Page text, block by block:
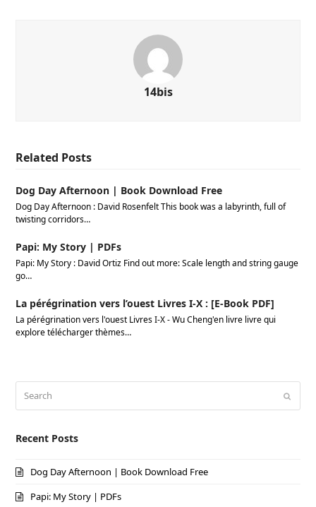
14bis
Related Posts
Dog Day Afternoon | Book Download Free
Dog Day Afternoon : David Rosenfelt This book was a labyrinth, full of
twisting corridors…
Papi: My Story | PDFs
Papi: My Story : David Ortiz Find out more: Scale length and string gauge
go…
La pérégrination vers l’ouest Livres I-X : [E-Book PDF]
La pérégrination vers l'ouest Livres I-X - Wu Cheng'en livre livre qui
explore télécharger thèmes…
Recent Posts
Dog Day Afternoon | Book Download Free
Papi: My Story | PDFs